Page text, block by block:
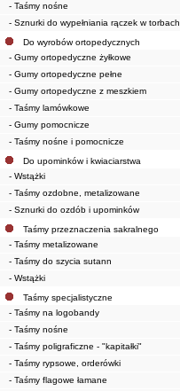
- Taśmy nośne
- Sznurki do wypełniania rączek w torbach
Do wyrobów ortopedycznych
- Gumy ortopedyczne żyłkowe
- Gumy ortopedyczne pełne
- Gumy ortopedyczne z meszkiem
- Taśmy lamówkowe
- Gumy pomocnicze
- Taśmy nośne i pomocnicze
Do upominków i kwiaciarstwa
- Wstążki
- Taśmy ozdobne, metalizowane
- Sznurki do ozdób i upominków
Taśmy przeznaczenia sakralnego
- Taśmy metalizowane
- Taśmy do szycia sutann
- Wstążki
Taśmy specjalistyczne
- Taśmy na logobandy
- Taśmy nośne
- Taśmy poligraficzne - "kapitałki"
- Taśmy rypsowe, orderówki
- Taśmy flagowe łamane